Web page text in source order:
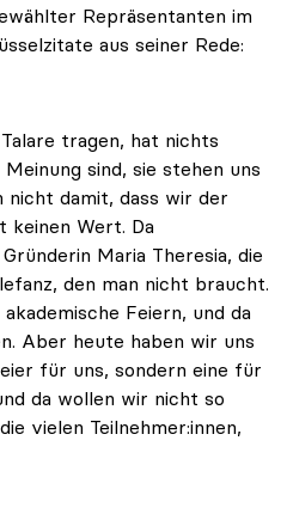
Repräsentanten im
aus seiner Rede:
tragen, hat nichts
sind, sie stehen uns
nicht damit, dass wir der
keinen Wert. Da
Maria Theresia, die
den man nicht braucht.
Feiern, und da
Aber heute haben wir uns
für uns, sondern eine für
da wollen wir nicht so
vielen Teilnehmer:innen,